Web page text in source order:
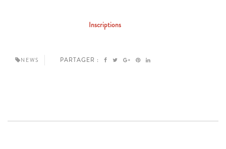
Inscriptions
NEWS PARTAGER :